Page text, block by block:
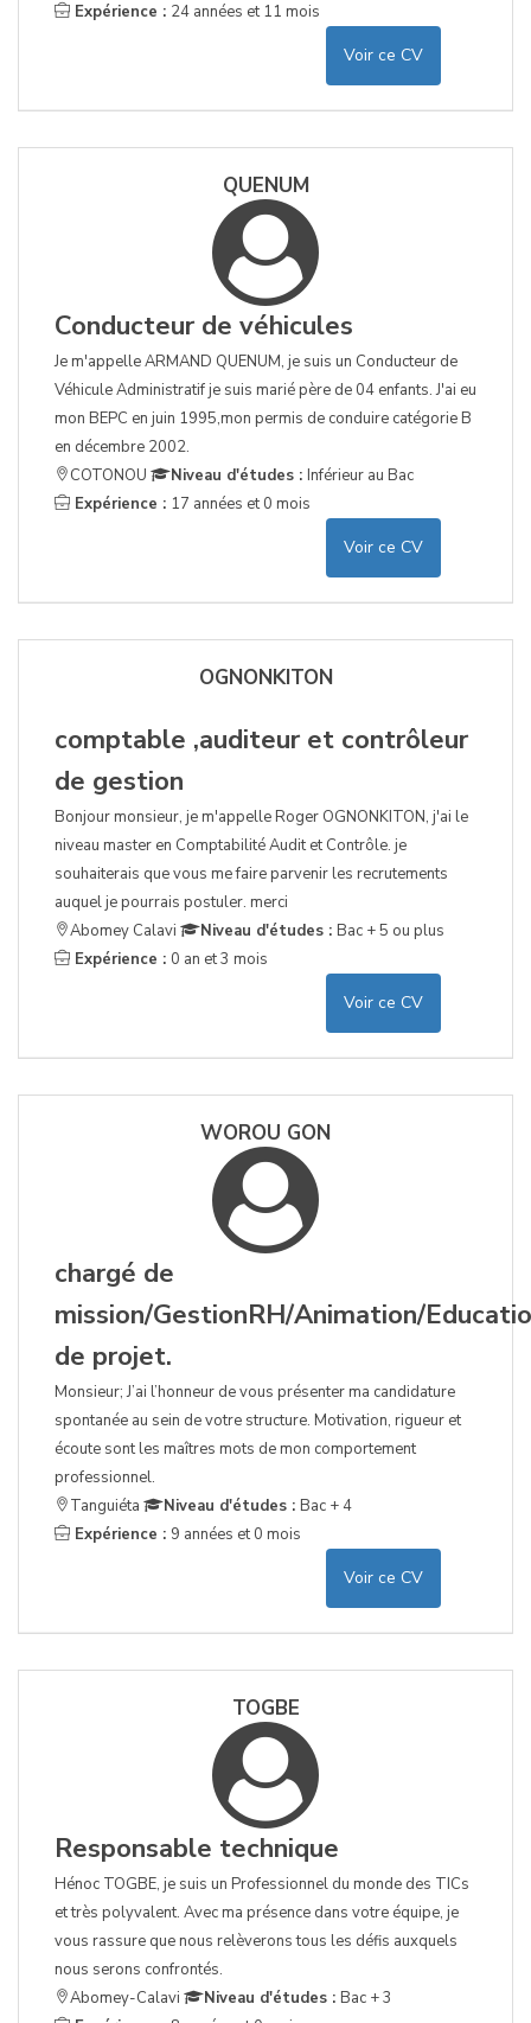
Expérience : 24 années et 11 mois
Voir ce CV
QUENUM
Conducteur de véhicules
Je m'appelle ARMAND QUENUM, je suis un Conducteur de
Véhicule Administratif je suis marié père de 04 enfants. J'ai eu
mon BEPC en juin 1995,mon permis de conduire catégorie B
en décembre 2002.
COTONOU
Niveau d'études : Inférieur au Bac
Expérience : 17 années et 0 mois
Voir ce CV
OGNONKITON
comptable ,auditeur et contrôleur
de gestion
Bonjour monsieur, je m'appelle Roger OGNONKITON, j'ai le
niveau master en Comptabilité Audit et Contrôle. je
souhaiterais que vous me faire parvenir les recrutements
auquel je pourrais postuler. merci
Abomey Calavi
Niveau d'études : Bac + 5 ou plus
Expérience : 0 an et 3 mois
Voir ce CV
WOROU GON
chargé de
mission/GestionRH/Animation/
de projet.
Monsieur; J’ai l’honneur de vous présenter ma candidature
spontanée au sein de votre structure. Motivation, rigueur et
écoute sont les maîtres mots de mon comportement
professionnel.
Tanguiéta
Niveau d'études : Bac + 4
Expérience : 9 années et 0 mois
Voir ce CV
TOGBE
Responsable technique
Hénoc TOGBE, je suis un Professionnel du monde des TICs
et très polyvalent. Avec ma présence dans votre équipe, je
vous rassure que nous relèverons tous les défis auxquels
nous serons confrontés.
Abomey-Calavi
Niveau d'études : Bac + 3